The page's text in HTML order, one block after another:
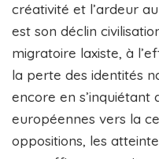
créativité et l’ardeur
est son déclin
migratoire laxiste, à
la perte des identités
encore en s’inquiétant
européennes vers la
oppositions, les